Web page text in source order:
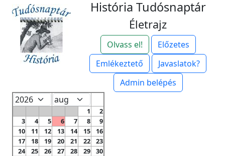
História Tudósnaptár
Életrajz
Olvass el!
Előzetes
Emlékeztető
Javaslatok?
Admin belépés
1
2
3
4 5 6 7 8
9
10
11 12 13 14 15
16
17
18 19 20 21 22
23
24
25 26 27 28 29
30